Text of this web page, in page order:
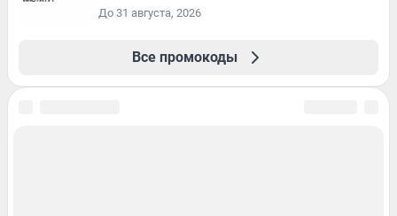
До 31 августа, 2026
Все промокоды